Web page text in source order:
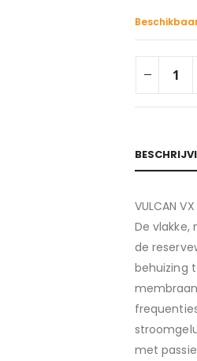
VULCAN VX
De
de
behuizing
met